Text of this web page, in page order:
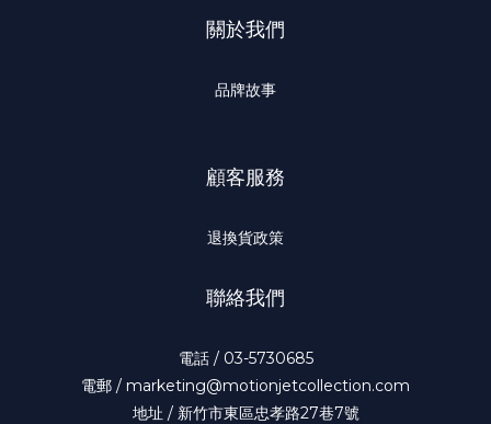
關於我們
品牌故事
顧客服務
退換貨政策
聯絡我們
電話 / 03-5730685
電郵 / marketing@motionjetcollection.com
地址 / 新竹市東區忠孝路27巷7號